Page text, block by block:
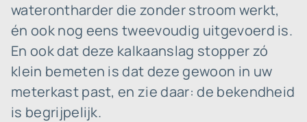
waterontharder die zonder stroom werkt,
én ook nog eens tweevoudig uitgevoerd is.
En ook dat deze kalkaanslag stopper zó
klein bemeten is dat deze gewoon in uw
meterkast past, en zie daar: de bekendheid
is begrijpelijk.